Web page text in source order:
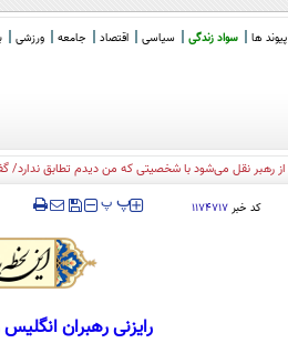
پیوند ها سواد زندگی سیاسی اقتصاد جامعه ورزشی
کد خبر۱۱۷۴۷۱۷ ‍‍‍ پ پ
رایزنی رهبران